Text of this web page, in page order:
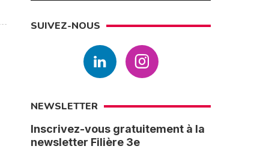
SUIVEZ-NOUS
NEWSLETTER
Inscrivez-vous gratuitement à la
newsletter Filière 3e